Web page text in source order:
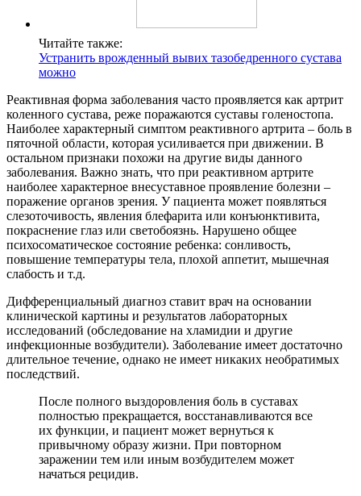
Читайте также:
Устранить врожденный вывих тазобедренного сустава
можно
Реактивная форма заболевания часто проявляется как артрит
коленного сустава, реже поражаются суставы голеностопа.
Наиболее характерный симптом реактивного артрита – боль в
пяточной области, которая усиливается при движении. В
остальном признаки похожи на другие виды данного
заболевания. Важно знать, что при реактивном артрите
наиболее характерное внесуставное проявление болезни –
поражение органов зрения. У пациента может появляться
слезоточивость, явления блефарита или конъюнктивита,
покраснение глаз или светобоязнь. Нарушено общее
психосоматическое состояние ребенка: сонливость,
повышение температуры тела, плохой аппетит, мышечная
слабость и т.д.
Дифференциальный диагноз ставит врач на основании
клинической картины и результатов лабораторных
исследований (обследование на хламидии и другие
инфекционные возбудители). Заболевание имеет достаточно
длительное течение, однако не имеет никаких необратимых
последствий.
После полного выздоровления боль в суставах
полностью прекращается, восстанавливаются все
их функции, и пациент может вернуться к
привычному образу жизни. При повторном
заражении тем или иным возбудителем может
начаться рецидив.